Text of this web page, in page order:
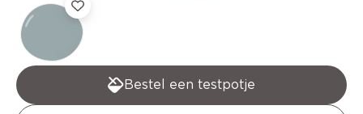
Bestel een testpotje